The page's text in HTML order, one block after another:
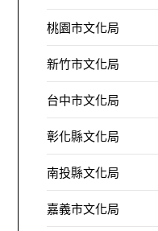
桃園市文化局
新竹市文化局
台中市文化局
彰化縣文化局
南投縣文化局
嘉義市文化局